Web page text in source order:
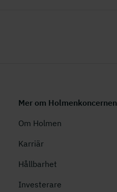
Mer om Holmenkoncernen
Om Holmen
Karriär
Hållbarhet
Investerare